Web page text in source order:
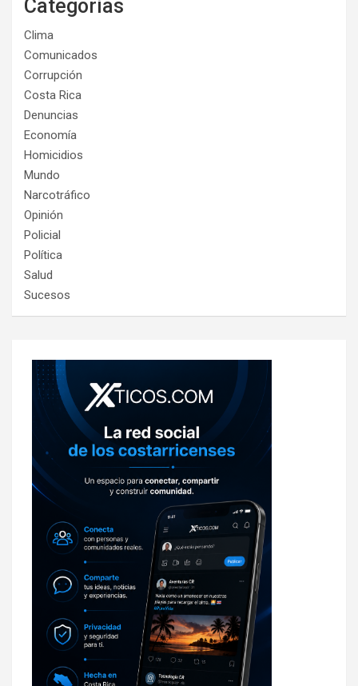
Categorías
Clima
Comunicados
Corrupción
Costa Rica
Denuncias
Economía
Homicidios
Mundo
Narcotráfico
Opinión
Policial
Política
Salud
Sucesos